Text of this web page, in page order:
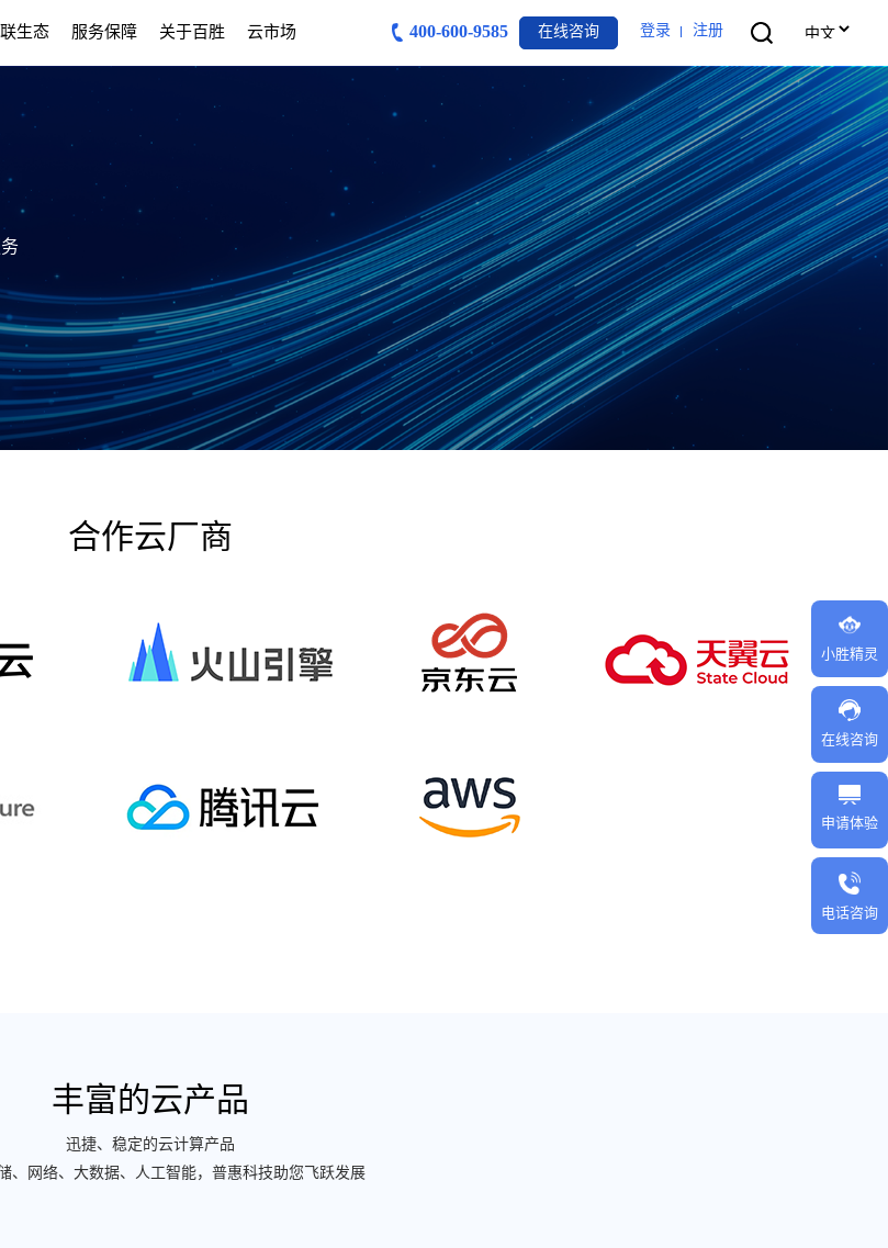
生态 服务保障 关于百胜 云市场 400-600-9585 在线咨询 登录 注册
合作云厂商
丰富的云产品
迅捷、稳定的云计算产品
、网络、大数据、人工智能，普惠科技助您飞跃发展
小胜精灵
在线咨询
申请体验
电话咨询